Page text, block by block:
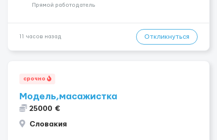
вакансія — залишайте відгук, і ми зв’яжемося ...
Прямой работодатель
11 часов назад Откликнуться
срочно
Модель,масажистка
25000 €
Словакия